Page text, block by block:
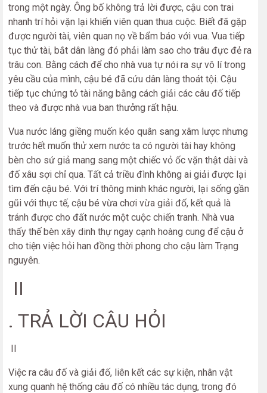
trong một ngày. Ông bố không trả lời được, cậu con trai
nhanh trí hỏi vặn lại khiến viên quan thua cuộc. Biết đã gặp
được người tài, viên quan nọ về bẩm báo với vua. Vua tiếp
tục thử tài, bắt dân làng đó phải làm sao cho trâu đực đẻ ra
trâu con. Bằng cách để cho nhà vua tự nói ra sự vô lí trong
yêu cầu của mình, cậu bé đã cứu dân làng thoát tội. Cậu
tiếp tục chứng tỏ tài năng bằng cách giải các câu đố tiếp
theo và được nhà vua ban thưởng rất hậu.
Vua nước láng giềng muốn kéo quân sang xâm lược nhưng
trước hết muốn thử xem nước ta có người tài hay không
bèn cho sứ giả mang sang một chiếc vỏ ốc vặn thật dài và
đố xâu sợi chỉ qua. Tất cả triều đình không ai giải được lại
tìm đến cậu bé. Với trí thông minh khác người, lại sống gần
gũi với thực tế, cậu bé vừa chơi vừa giải đố, kết quả là
tránh được cho đất nước một cuộc chiến tranh. Nhà vua
thấy thế bèn xây dinh thự ngay cạnh hoàng cung để cậu ở
cho tiện việc hỏi han đồng thời phong cho cậu làm Trạng
nguyên.
II
. TRẢ LỜI CÂU HỎI
II
Việc ra câu đố và giải đố, liên kết các sự kiện, nhân vật
xung quanh hệ thống câu đố có nhiều tác dụng, trong đó